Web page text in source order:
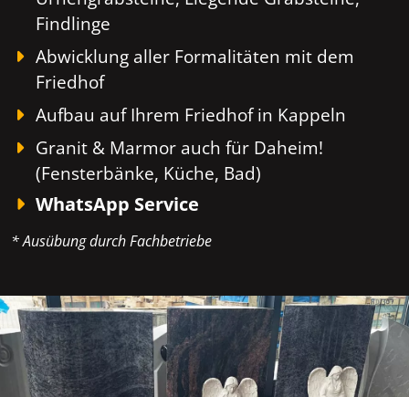
Findlinge
Abwicklung aller Formalitäten mit dem
Friedhof
Aufbau auf Ihrem Friedhof in Kappeln
Granit & Marmor auch für Daheim!
(Fensterbänke, Küche, Bad)
WhatsApp Service
* Ausübung durch Fachbetriebe